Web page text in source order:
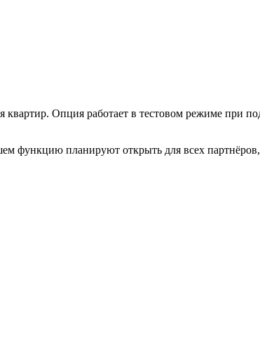
Опция работает в тестовом режиме при
функцию планируют открыть для всех